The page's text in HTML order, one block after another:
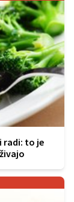
radi: to je